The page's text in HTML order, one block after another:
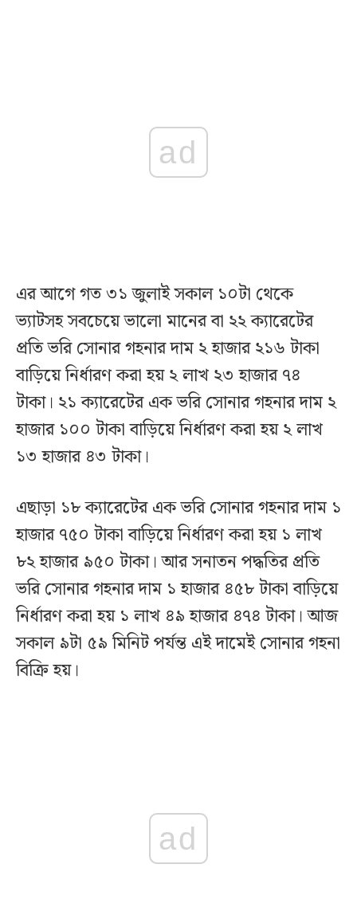
ad
এর আগে গত ৩১ জুলাই সকাল ১০টা থেকে
ভ্যাটসহ সবচেয়ে ভালো মানের বা ২২ ক্যারেটের
প্রতি ভরি সোনার গহনার দাম ২ হাজার ২১৬ টাকা
বাড়িয়ে নির্ধারণ করা হয় ২ লাখ ২৩ হাজার ৭৪
টাকা। ২১ ক্যারেটের এক ভরি সোনার গহনার দাম ২
হাজার ১০০ টাকা বাড়িয়ে নির্ধারণ করা হয় ২ লাখ
১৩ হাজার ৪৩ টাকা।
এছাড়া ১৮ ক্যারেটের এক ভরি সোনার গহনার দাম ১
হাজার ৭৫০ টাকা বাড়িয়ে নির্ধারণ করা হয় ১ লাখ
৮২ হাজার ৯৫০ টাকা। আর সনাতন পদ্ধতির প্রতি
ভরি সোনার গহনার দাম ১ হাজার ৪৫৮ টাকা বাড়িয়ে
নির্ধারণ করা হয় ১ লাখ ৪৯ হাজার ৪৭৪ টাকা। আজ
সকাল ৯টা ৫৯ মিনিট পর্যন্ত এই দামেই সোনার গহনা
বিক্রি হয়।
ad